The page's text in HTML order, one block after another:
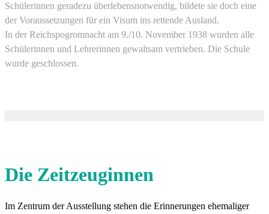
Schülerinnen geradezu überlebensnotwendig, bildete sie doch eine
der Voraussetzungen für ein Visum ins rettende Ausland.
In der Reichspogromnacht am 9./10. November 1938 wurden alle
Schülerinnen und Lehrerinnen gewaltsam vertrieben. Die Schule
wurde geschlossen.
Die Zeitzeuginnen
Im Zentrum der Ausstellung stehen die Erinnerungen ehemaliger